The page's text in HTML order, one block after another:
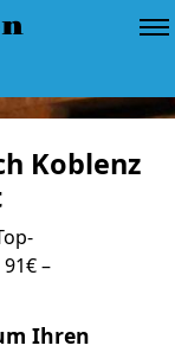
Koblenz
–
Ihren